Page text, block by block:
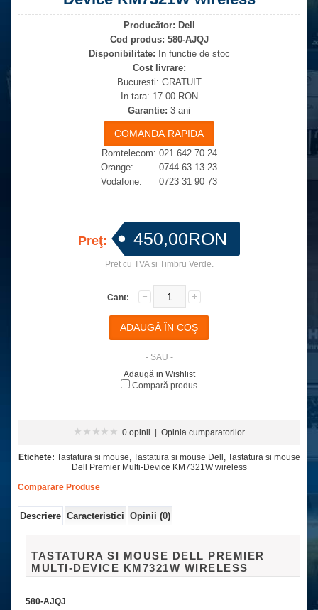
Producător: Dell
Cod produs: 580-AJQJ
Disponibilitate: In functie de stoc
Cost livrare:
Bucuresti: GRATUIT
In tara: 17.00 RON
Garantie: 3 ani
Romtelecom: 021 642 70 24
Orange: 0744 63 13 23
Vodafone: 0723 31 90 73
Preţ: 450,00RON
Pret cu TVA si Timbru Verde.
Cant:
- SAU -
Adaugă in Wishlist
Compară produs
0 opinii Opinia cumparatorilor
Etichete: Tastatura si mouse, Tastatura si mouse Dell , Tastatura si mouse
Dell Premier Multi-Device KM7321W wireless
Comparare Produse
Descriere Caracteristici Opinii (0)
TASTATURA SI MOUSE DELL PREMIER
MULTI-DEVICE KM7321W WIRELESS
580-AJQJ